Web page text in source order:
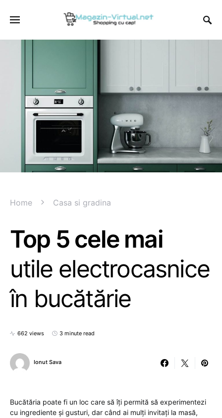
Home Casa si gradina
Top 5 cele mai
utile electrocasnice
în bucătărie
662 views 3 minute read
Ionut Sava
Bucătăria poate fi un loc care să îți permită să experimentezi
cu ingrediente și gusturi, dar când ai mulți invitați la masă,